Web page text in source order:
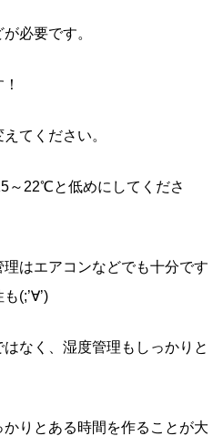
必要です。
てください。
～22℃と低めにしてくださ
はエアコンなどでも十分です
(;’∀’)
なく、湿度管理もしっかりと
りとある時間を作ることが大